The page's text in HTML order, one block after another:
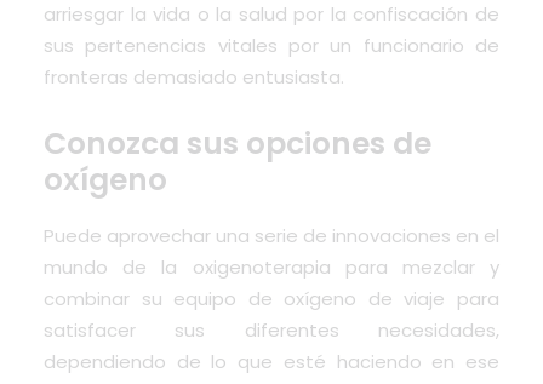
arriesgar la vida o la salud por la confiscación de
sus pertenencias vitales por un funcionario de
fronteras demasiado entusiasta.
Conozca sus opciones de
oxígeno
Puede aprovechar una serie de innovaciones en el
mundo de la oxigenoterapia para mezclar y
combinar su equipo de oxígeno de viaje para
satisfacer sus diferentes necesidades,
dependiendo de lo que esté haciendo en ese